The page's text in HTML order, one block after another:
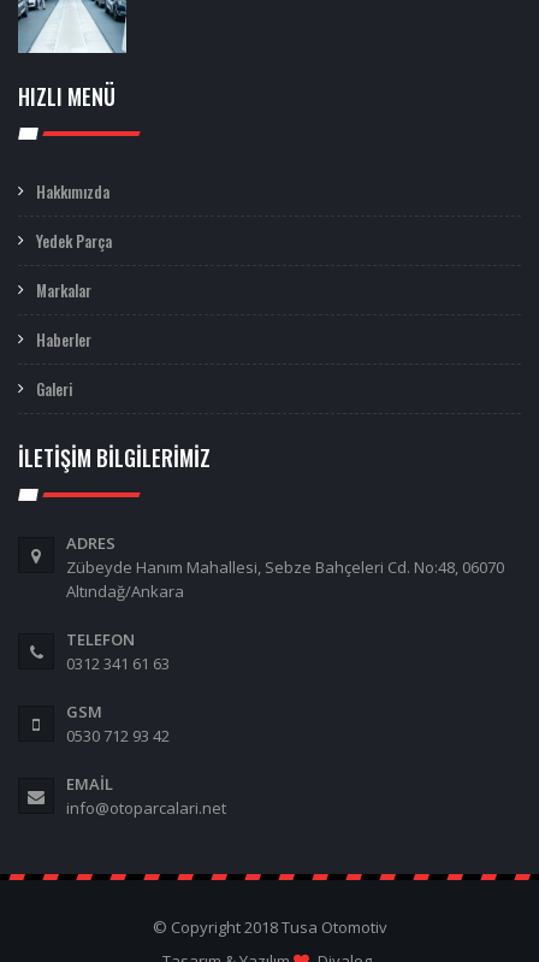
HIZLI MENÜ
Hakkımızda
Yedek Parça
Markalar
Haberler
Galeri
İLETIŞIM BILGILERIMIZ
ADRES
Zübeyde Hanım Mahallesi, Sebze Bahçeleri Cd. No:48, 06070
Altındağ/Ankara
TELEFON
0312 341 61 63
GSM
0530 712 93 42
EMAIL
info@otoparcalari.net
© Copyright 2018 Tusa Otomotiv